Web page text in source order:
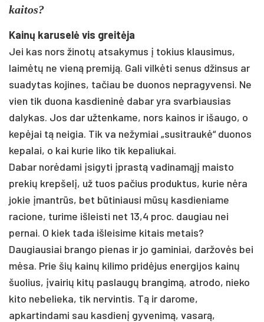
kaitos?
Kainų karuselė vis greitėja
Jei kas nors žinotų atsakymus į tokius klausimus,
laimėtų ne vieną premiją. Gali vilkėti senus džinsus ar
suadytas kojines, tačiau be duonos nepragyvensi. Ne
vien tik duona kasdieninė dabar yra svarbiausias
dalykas. Jos dar užtenkame, nors kainos ir išaugo, o
kepėjai tą neigia. Tik va nežymiai „susitraukė“ duonos
kepalai, o kai kurie liko tik kepaliukai.
Dabar norėdami įsigyti įprastą vadinamąjį maisto
prekių krepšelį, už tuos pačius produktus, kurie nėra
jokie įmantrūs, bet būtiniausi mūsų kasdieniame
racione, turime išleisti net 13,4 proc. daugiau nei
pernai. O kiek tada išleisime kitais metais?
Daugiausiai brango pienas ir jo gaminiai, daržovės bei
mėsa. Prie šių kainų kilimo pridėjus energijos kainų
šuolius, įvairių kitų paslaugų brangimą, atrodo, nieko
kito nebelieka, tik nervintis. Tą ir darome,
apkartindami sau kasdienį gyvenimą, vasarą,